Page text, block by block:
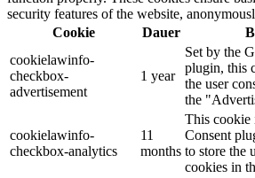
security features of the website,
Cookie
Dauer
cookielawinfo-
checkbox-
advertisement
1 year
Set by the
plugin, this
the user
the
cookielawinfo-
checkbox-analytics
11
months
This cookie
Consent
to store the
cookies in